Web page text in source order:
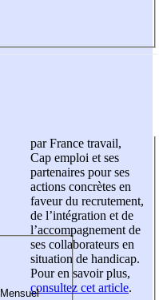
par France travail,
Cap emploi et ses
partenaires pour ses
actions concrètes en
faveur du recrutement,
de l’intégration et de
l’accompagnement de
ses collaborateurs en
situation de handicap.
Pour en savoir plus,
consultez cet article.